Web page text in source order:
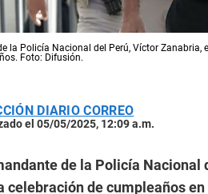
la Policía Nacional del Perú, Víctor
Foto: Difusión.
DIARIO CORREO
el 05/05/2025, 12:09 a.m.
de la Policía
celebración de cumpleaños